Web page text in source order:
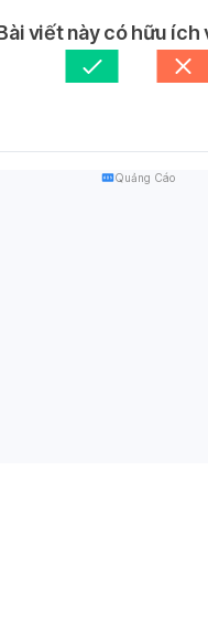
viết này có hữu ích
Quảng Cáo